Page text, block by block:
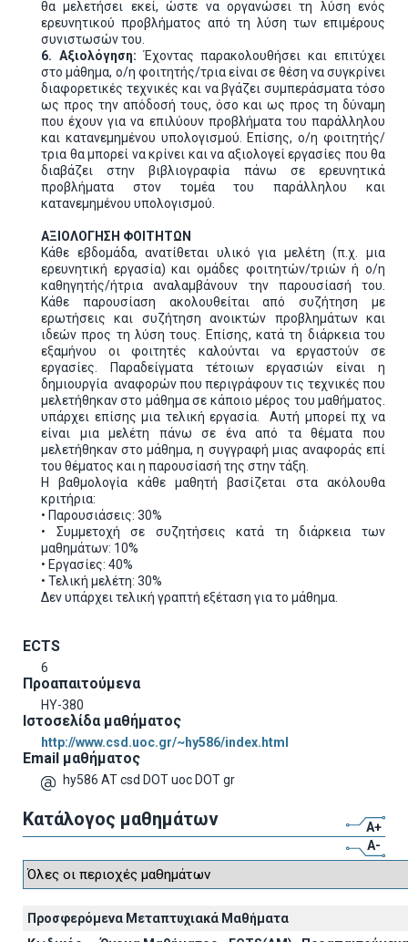
θα μελετήσει εκεί, ώστε να οργανώσει τη λύση ενός
ερευνητικού προβλήματος από τη λύση των επιμέρους
συνιστωσών του.
6. Αξιολόγηση: Έχοντας παρακολουθήσει και επιτύχει
στο μάθημα, ο/η φοιτητής/τρια είναι σε θέση να συγκρίνει
διαφορετικές τεχνικές και να βγάζει συμπεράσματα τόσο
ως προς την απόδοσή τους, όσο και ως προς τη δύναμη
που έχουν για να επιλύουν προβλήματα του παράλληλου
και κατανεμημένου υπολογισμού. Επίσης, ο/η φοιτητής/
τρια θα μπορεί να κρίνει και να αξιολογεί εργασίες που θα
διαβάζει στην βιβλιογραφία πάνω σε ερευνητικά
προβλήματα στον τομέα του παράλληλου και
κατανεμημένου υπολογισμού.
ΑΞΙΟΛΟΓΗΣΗ ΦΟΙΤΗΤΩΝ
Κάθε εβδομάδα, ανατίθεται υλικό για μελέτη (π.χ. μια
ερευνητική εργασία) και ομάδες φοιτητών/τριών ή ο/η
καθηγητής/ήτρια αναλαμβάνουν την παρουσίασή του.
Κάθε παρουσίαση ακολουθείται από συζήτηση με
ερωτήσεις και συζήτηση ανοικτών προβλημάτων και
ιδεών προς τη λύση τους. Επίσης, κατά τη διάρκεια του
εξαμήνου οι φοιτητές καλούνται να εργαστούν σε
εργασίες. Παραδείγματα τέτοιων εργασιών είναι η
δημιουργία αναφορών που περιγράφουν τις τεχνικές που
μελετήθηκαν στο μάθημα σε κάποιο μέρος του μαθήματος.
υπάρχει επίσης μια τελική εργασία. Αυτή μπορεί πχ να
είναι μια μελέτη πάνω σε ένα από τα θέματα που
μελετήθηκαν στο μάθημα, η συγγραφή μιας αναφοράς επί
του θέματος και η παρουσίασή της στην τάξη.
Η βαθμολογία κάθε μαθητή βασίζεται στα ακόλουθα
κριτήρια:
• Παρουσιάσεις: 30%
• Συμμετοχή σε συζητήσεις κατά τη διάρκεια των
μαθημάτων: 10%
• Εργασίες: 40%
• Τελική μελέτη: 30%
Δεν υπάρχει τελική γραπτή εξέταση για το μάθημα.
ECTS
6
Προαπαιτούμενα
ΗΥ-380
Ιστοσελίδα μαθήματος
http://www.csd.uoc.gr/~hy586/index.html
Email μαθήματος
hy586 AT csd DOT uoc DOT gr
Κατάλογος μαθημάτων
A+
A-
Προσφερόμενα Μεταπτυχιακά Μαθήματα